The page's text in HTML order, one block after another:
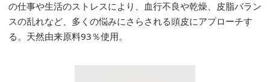
の仕事や生活のストレスにより、血行不良や乾燥、皮脂バラン
スの乱れなど、多くの悩みにさらされる頭皮にアプローチす
る。天然由来原料93％使用。